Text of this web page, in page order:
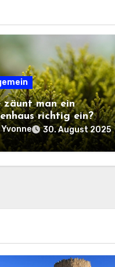
zäunt man ein
richtig ein?
Yvonne 30. August 2025